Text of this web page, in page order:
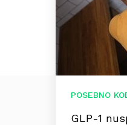
POSEBNO
GLP-1